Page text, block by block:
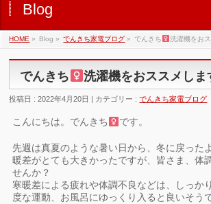
Blog
HOME » Blog » でんきち家電ブログ » でんきち 洗濯機をお
でんきち 洗濯機をおススメしま
投稿日 : 2022年4月20日 | カテゴリー :でんきち家電ブログ
こんにちは。でんきち です。
先週は真夏のような暑い日から、冬に戻った
暖差がとても大きかったですが、皆さま、体
せんか？
寒暖差による疲れや体調不良などは、しっか
度な運動、お風呂にゆっくり入ると良いそう